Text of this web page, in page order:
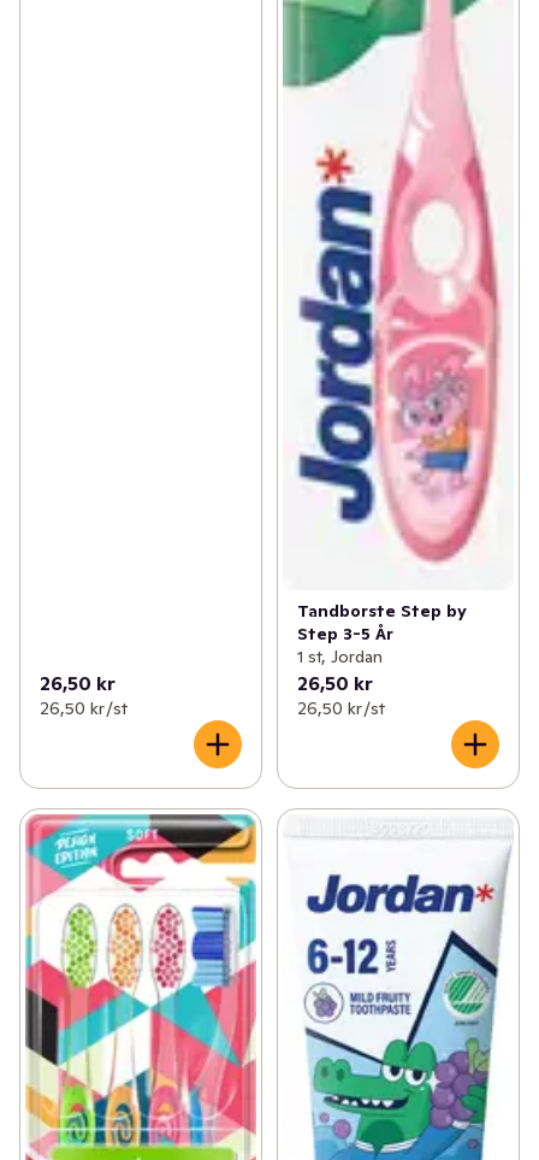
26,50 kr
26,50 kr /st
Tandborste Step by
Step 3-5 År
1 st, Jordan
26,50 kr
26,50 kr /st